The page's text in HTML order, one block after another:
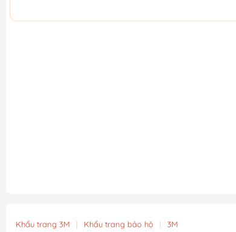
Khẩu trang 3M | Khẩu trang bảo hộ | 3M